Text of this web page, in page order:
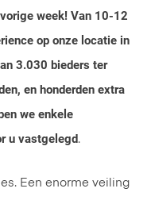
week! Van 10-12
op onze locatie in
3.030 bieders ter
en honderden extra
we enkele
u vastgelegd.
Een enorme veiling